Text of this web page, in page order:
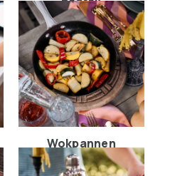
Wokpannen